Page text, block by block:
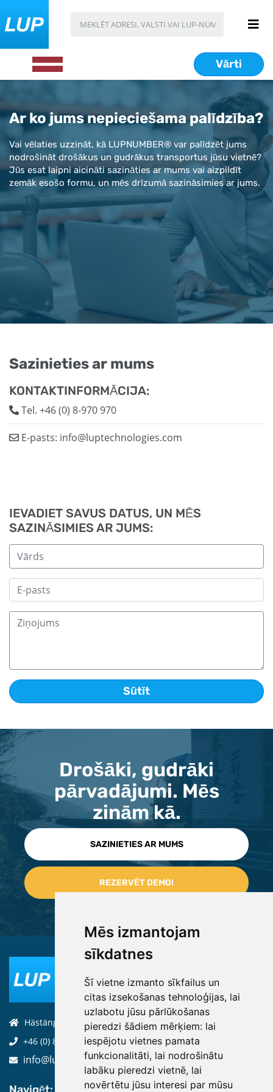
Mēs izmantojam
sīkdatnes
Šī vietne izmanto sīkfailus un
citas izsekošanas tehnoloģijas, lai
uzlabotu jūsu pārlūkošanas
pieredzi šādiem mērķiem: lai
iespējotu vietnes pamata
funkcionalitāti, lai nodrošinātu
labāku pieredzi vietnē, lai
novērtētu jūsu interesi par mūsu
Vārti
Ar ko jums nepieciešama palīdzība?
Vai vēlaties uzzināt, kā LUPNUMBER® var palīdzēt jums
nodrošināt drošākus un gudrākus transportus jūsu vietnē?
Jūs esat laipni aicināti sazināties ar mums vai aizpildīt
zemāk esošo formu, un mēs drīzumā sazināsimies ar jums.
Sazinieties ar mums
KONTAKTINFORMĀCIJA:
Tel. +46 (0) 8-970 970
E-pasts: info@luptechnologies.com
IEVADIET SAVUS DATUS, UN MĒS
SAZINĀSIMIES AR JUMS:
Drošāki, gudrāki
pārvadājumi. Mēs
zinām kā.
SAZINIETIES AR MUMS
Hästängsuddsvägen 19, 184 94, Åkersberga
+46 (0) 8-970 970
info@luptechnologies.com